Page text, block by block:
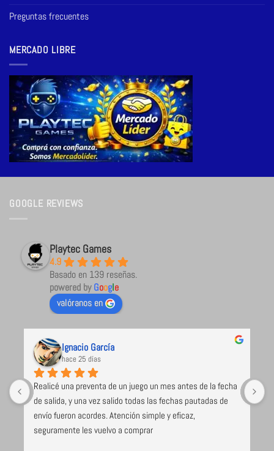
Preguntas frecuentes
MERCADO LIBRE
GOOGLE REVIEWS
Playtec Games
4.9
Basado en 139 reseñas.
powered byGoogle
valóranos en
Ignacio García
hace 25 días
Realicé una preventa de un juego un mes antes de la fecha
de salida, y una vez salido todas las fechas pautadas de
envío fueron acordes. Atención simple y eficaz,
seguramente les vuelvo a comprar